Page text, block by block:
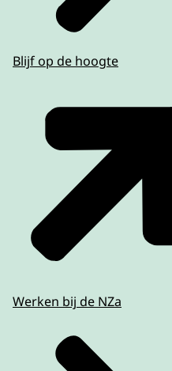
Blijf op de hoogte
Werken bij de NZa